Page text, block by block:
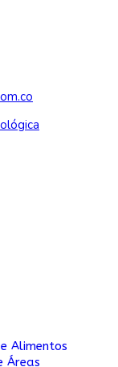
Alimentos
Áreas